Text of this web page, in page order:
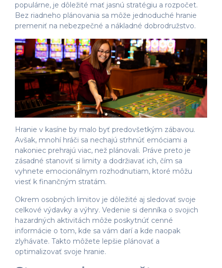
populárne, je dôležité mať jasnú stratégiu a rozpočet.
Bez riadneho plánovania sa môže jednoduché hranie
premeniť na nebezpečné a nákladné dobrodružstvo.
Hranie v kasíne by malo byť predovšetkým zábavou.
Avšak, mnohí hráči sa nechajú strhnúť emóciami a
nakoniec prehrajú viac, než plánovali. Práve preto je
zásadné stanoviť si limity a dodržiavať ich, čím sa
vyhnete emocionálnym rozhodnutiam, ktoré môžu
viesť k finančným stratám.
Okrem osobných limitov je dôležité aj sledovať svoje
celkové výdavky a výhry. Vedenie si denníka o svojich
hazardných aktivitách môže poskytnúť cenné
informácie o tom, kde sa vám darí a kde naopak
zlyhávate. Takto môžete lepšie plánovať a
optimalizovať svoje hranie.